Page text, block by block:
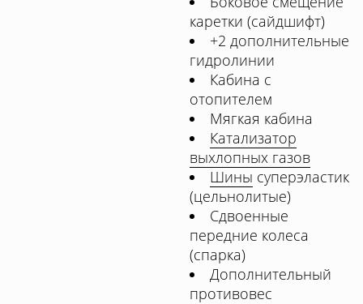
каретки (сайдшифт)
+2 дополнительные
гидролинии
Кабина с
отопителем
Мягкая кабина
Катализатор
выхлопных газов
Шины суперэластик
(цельнолитые)
Сдвоенные
передние колеса
(спарка)
Дополнительный
противовес